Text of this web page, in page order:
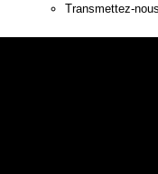
Transmettez-